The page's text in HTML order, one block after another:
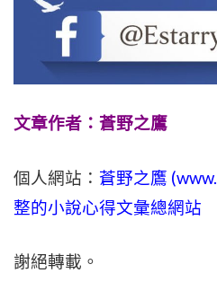
文章作者：蒼野之鷹
個人網站： 蒼野之鷹 (www.
整的小說心得文彙總網站
謝絕轉載。